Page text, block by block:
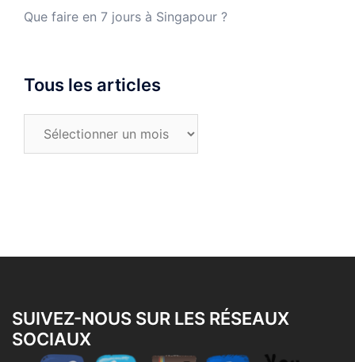
Que faire en 7 jours à Singapour ?
Tous les articles
SUIVEZ-NOUS SUR LES RÉSEAUX
SOCIAUX